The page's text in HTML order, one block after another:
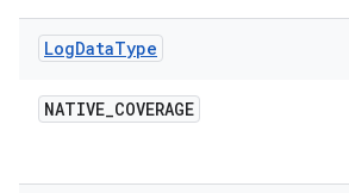
LogDataType
NATIVE_COVERAGE